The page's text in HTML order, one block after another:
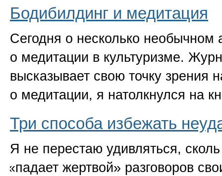
Бодибилдинг и медитация
Сегодня о несколько необычном
о медитации в культуризме.
высказывает свою точку зрения
о медитации, я натолкнулся на
Три способа избежать
Я не перестаю удивляться,
«падает жертвой» разговоров